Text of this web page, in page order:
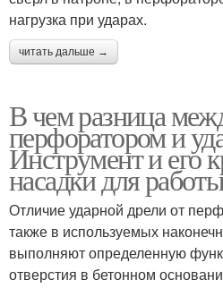
нагрузка при ударах.
читать дальше →
В чем разница
перфоратором и
Инструмент и его
насадки для
Отличие ударной дрели от
также в используемых
выполняют определенную
отверстия в бетонном